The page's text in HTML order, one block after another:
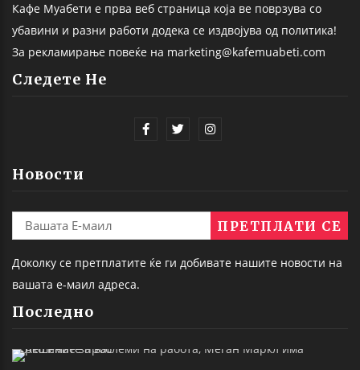
Кафе Муабети е прва веб страница која ве поврзува со
убавини и разни работи додека се издвојува од политика!
За рекламирање повеќе на marketing@kafemuabeti.com
Следете Не
Новости
Доколку се претплатите ќе ги добивате нашите новости на
вашата е-маил адреса.
Последно